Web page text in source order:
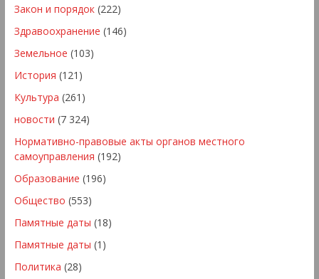
Закон и порядок(222)
Здравоохранение (146)
Земельное (103)
История (121)
Культура (261)
новости (7 324)
Нормативно-правовые акты органов местного
самоуправления (192)
Образование (196)
Общество (553)
Памятные даты (18)
Памятные даты (1)
Политика (28)